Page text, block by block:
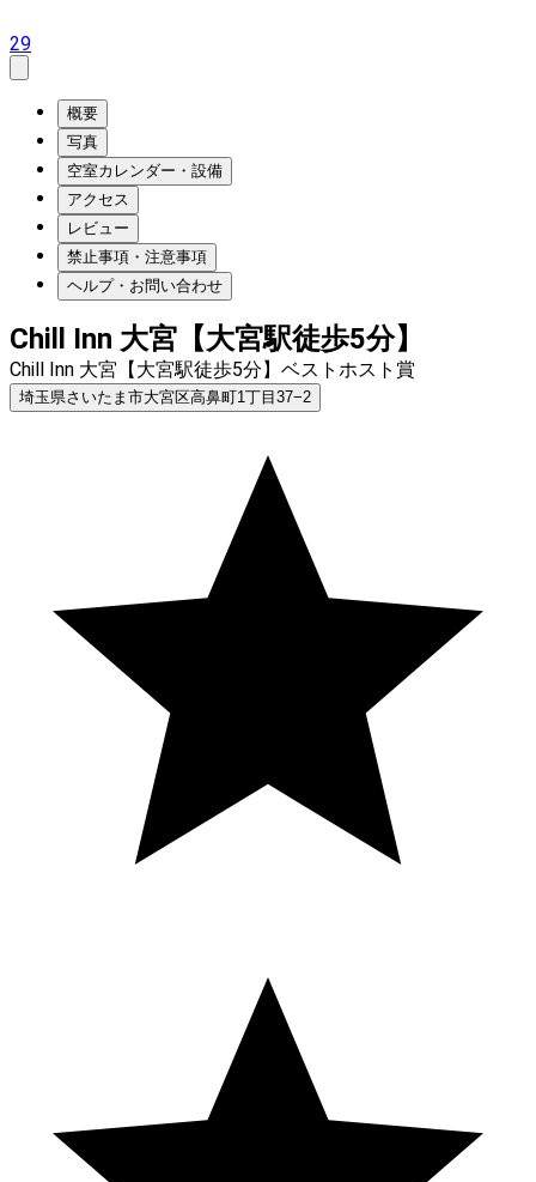
29
概要
写真
空室カレンダー・設備
アクセス
レビュー
禁止事項・注意事項
ヘルプ・お問い合わせ
Chill Inn 大宮【大宮駅徒歩5分】
Chill Inn 大宮【大宮駅徒歩5分】ベストホスト賞
埼玉県さいたま市大宮区高鼻町1丁目37−2